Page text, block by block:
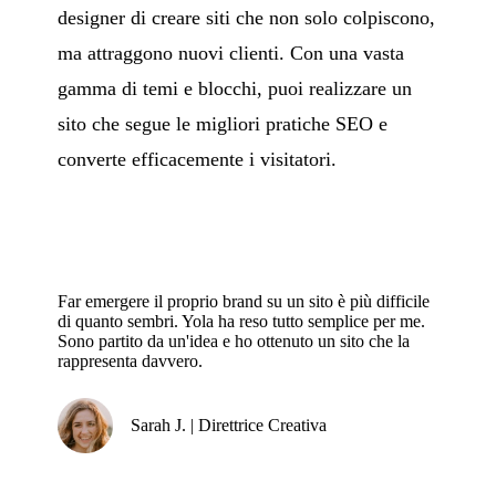
designer di creare siti che non solo colpiscono,
ma attraggono nuovi clienti. Con una vasta
gamma di temi e blocchi, puoi realizzare un
sito che segue le migliori pratiche SEO e
converte efficacemente i visitatori.
Far emergere il proprio brand su un sito è più difficile
di quanto sembri. Yola ha reso tutto semplice per me.
Sono partito da un'idea e ho ottenuto un sito che la
rappresenta davvero.
Sarah J. | Direttrice Creativa